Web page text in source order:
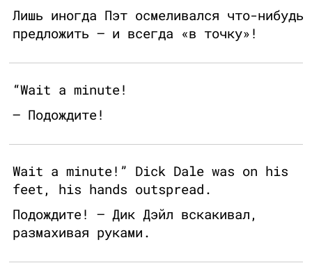
Лишь иногда Пэт осмеливался что-нибудь
предложить — и всегда «в точку»!
“Wait a minute!
— Подождите!
Wait a minute!” Dick Dale was on his
feet, his hands outspread.
Подождите! — Дик Дэйл вскакивал,
размахивая руками.